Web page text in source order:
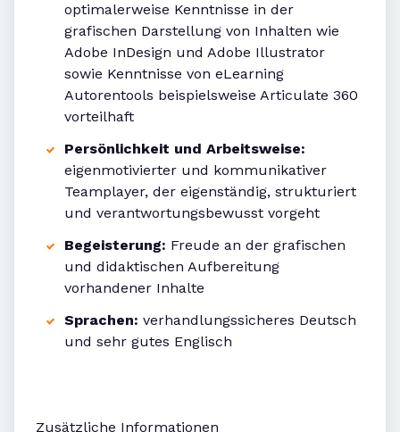
optimalerweise Kenntnisse in der
grafischen Darstellung von Inhalten wie
Adobe InDesign und Adobe Illustrator
sowie Kenntnisse von eLearning
Autorentools beispielsweise Articulate 360
vorteilhaft
Persönlichkeit und Arbeitsweise:
eigenmotivierter und kommunikativer
Teamplayer, der eigenständig, strukturiert
und verantwortungsbewusst vorgeht
Begeisterung: Freude an der grafischen
und didaktischen Aufbereitung
vorhandener Inhalte
Sprachen: verhandlungssicheres Deutsch
und sehr gutes Englisch
Zusätzliche Informationen